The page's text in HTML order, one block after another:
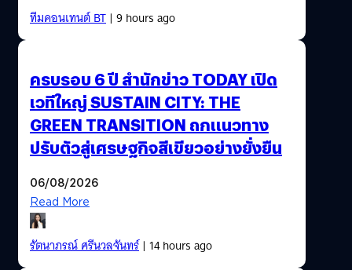
ทีมคอนเทนต์ BT| 9 hours ago
ครบรอบ 6 ปี สำนักข่าว TODAY เปิด
เวทีใหญ่ SUSTAIN CITY: THE
GREEN TRANSITION ถกแนวทาง
ปรับตัวสู่เศรษฐกิจสีเขียวอย่างยั่งยืน
06/08/2026
Read More
รัตนาภรณ์ ศรีนวลจันทร์| 14 hours ago